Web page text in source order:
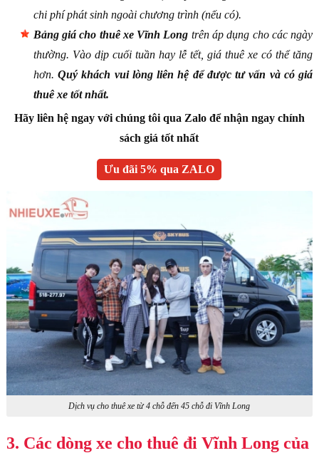
chi phí phát sinh ngoài chương trình (nếu có).
Bảng giá cho thuê xe Vĩnh Long trên áp dụng cho các ngày
thường. Vào dịp cuối tuần hay lễ tết, giá thuê xe có thể tăng
hơn.Quý khách vui lòng liên hệ để được tư vấn và có giá
thuê xe tốt nhất.
Hãy liên hệ ngay với chúng tôi qua Zalo để nhận ngay chính
sách giá tốt nhất
Ưu đãi 5% qua ZALO
Dịch vụ cho thuê xe từ 4 chỗ đến 45 chỗ đi Vĩnh Long
3. Các dòng xe cho thuê đi Vĩnh Long của